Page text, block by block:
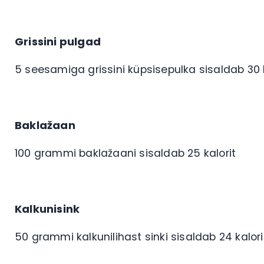
Grissini pulgad
5 seesamiga grissini küpsisepulka sisaldab 30
Baklažaan
100 grammi baklažaani sisaldab 25 kalorit
Kalkunisink
50 grammi kalkunilihast sinki sisaldab 24